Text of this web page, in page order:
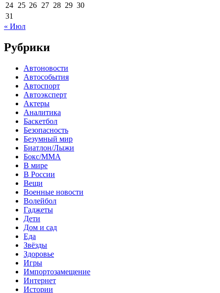
24 25 26 27 28 29 30
31
« Июл
Рубрики
Автоновости
Автособытия
Автоспорт
Автоэксперт
Актеры
Аналитика
Баскетбол
Безопасность
Безумный мир
Биатлон/Лыжи
Бокс/MMA
В мире
В России
Вещи
Военные новости
Волейбол
Гаджеты
Дети
Дом и сад
Еда
Звёзды
Здоровье
Игры
Импортозамещение
Интернет
Истории